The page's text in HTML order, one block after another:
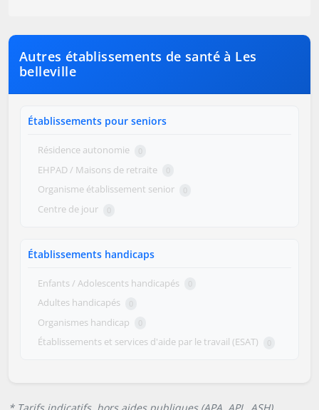
Autres établissements de santé à Les
belleville
Établissements pour seniors
Résidence autonomie 0
EHPAD / Maisons de retraite 0
Organisme établissement senior 0
Centre de jour 0
Établissements handicaps
Enfants / Adolescents handicapés 0
Adultes handicapés 0
Organismes handicap 0
Établissements et services d'aide par le travail (ESAT) 0